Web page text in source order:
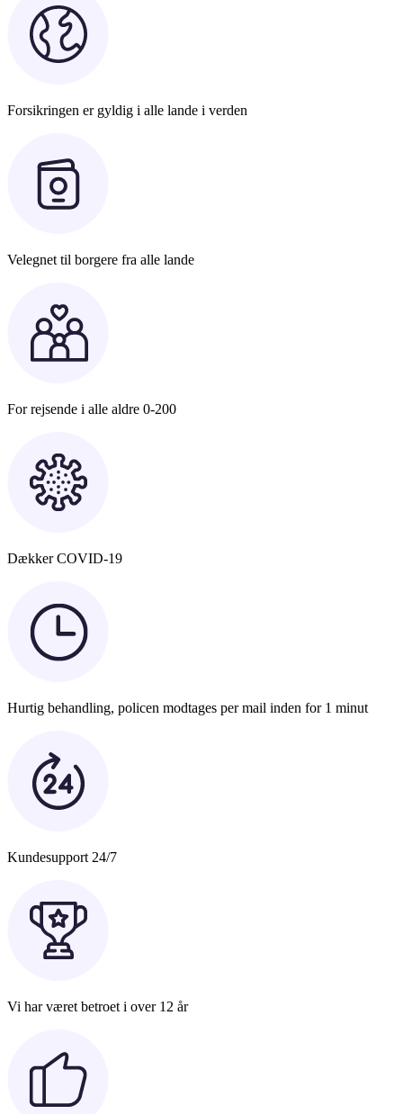
Forsikringen er gyldig i alle lande i verden
Velegnet til borgere fra alle lande
For rejsende i alle aldre 0-200
Dækker COVID-19
Hurtig behandling, policen modtages per mail inden for 1 minut
Kundesupport 24/7
Vi har været betroet i over 12 år